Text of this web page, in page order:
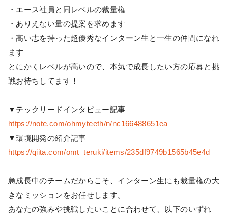
・エース社員と同レベルの裁量権
・ありえない量の提案を求めます
・高い志を持った超優秀なインターン生と一生の仲間になれ
ます
とにかくレベルが高いので、本気で成長したい方の応募と挑
戦お待ちしてます！
▼テックリードインタビュー記事
https://note.com/ohmyteeth/n/nc166488651ea
▼環境開発の紹介記事
https://qiita.com/omt_teruki/items/235df9749b1565b45e4d
急成長中のチームだからこそ、インターン生にも裁量権の大
きなミッションをお任せします。
あなたの強みや挑戦したいことに合わせて、以下のいずれ